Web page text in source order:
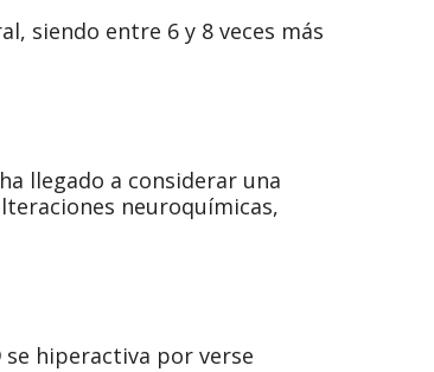
siendo entre 6 y 8 veces más
llegado a considerar una
neuroquímicas,
se hiperactiva por verse